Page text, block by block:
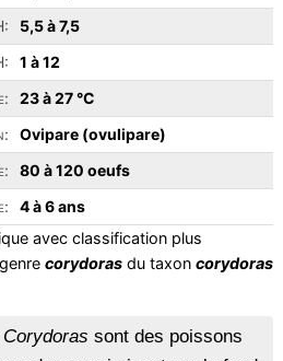
5,5 à 7,5
1 à 12
23 à 27 °C
Ovipare (ovulipare)
80 à 120 oeufs
4 à 6 ans
avec classification plus
corydorasdu taxon corydoras
Corydoras sont des poissons